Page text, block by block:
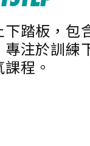
下踏板，包
專注於訓練
程。